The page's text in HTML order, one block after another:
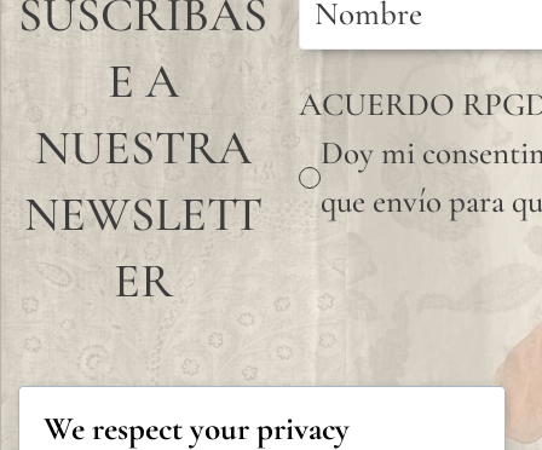
SUSCRÍBAS
E A
NUESTRA
NEWSLETT
ER
ACUERDO
Doy mi
que envío para
We respect your privacy